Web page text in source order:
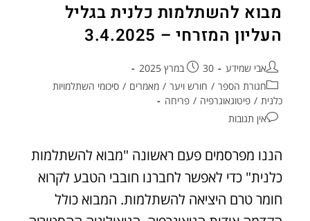
מבוא להשתלמות כלנית בגליל
העליון המזרחי – 3.4.2025
אבי שמידע
30 במרץ 2025
חגורת הספר / חורש ויער / מאמרים / סיכומי השתלמויות
כלנית / פיטוגאוגרפיה / פריחה
אין תגובות
הננו מפרסמים פעם ראשונה "מבוא להשתלמות
כלנית" כדי לאפשר לחברנו חובבי הטבע לקרוא
חומר טרם היציאה להשתלמות. המבוא כולל